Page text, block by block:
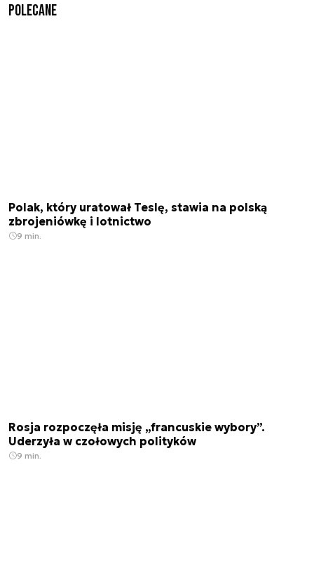
Polecane
Polak, który uratował Teslę, stawia na polską
zbrojeniówkę i lotnictwo
9 min.
Rosja rozpoczęła misję „francuskie wybory”.
Uderzyła w czołowych polityków
9 min.